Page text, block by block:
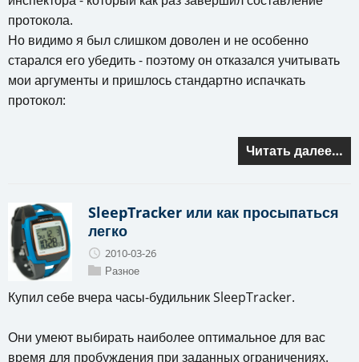
протокола.
Но видимо я был слишком доволен и не особенно
старался его убедить - поэтому он отказался учитывать
мои аргументы и пришлось стандартно испачкать
протокол:
Читать далее…
SleepTracker или как просыпаться
легко
2010-03-26
Разное
Купил себе вчера часы-будильник SleepTracker.
Они умеют выбирать наиболее оптимальное для вас
время для пробуждения при заданных ограничениях.